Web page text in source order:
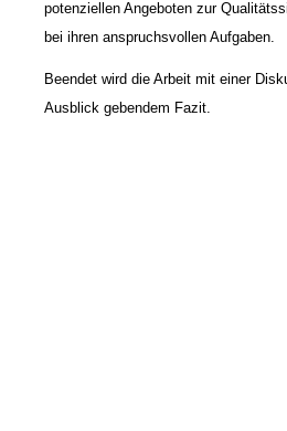
potenziellen Angeboten zur
bei ihren anspruchsvollen Aufgaben.
Beendet wird die Arbeit mit einer
Ausblick gebendem Fazit.